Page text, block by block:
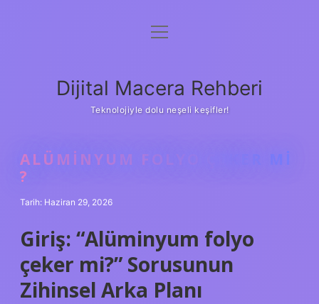
Anasayfa
Yasal Uyarı
menüyü
Dijital Macera Rehberi
Teknolojiyle dolu neşeli keşifler!
ALÜMINYUM FOLYO ÇEKER MI
?
Tarih: Haziran 29, 2026
Giriş: “Alüminyum folyo
çeker mi?” Sorusunun
Zihinsel Arka Planı